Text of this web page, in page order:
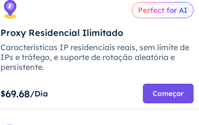
Perfect for AI
Proxy Residencial Ilimitado
Características IP residenciais reais, sem limite de
IPs e tráfego, e suporte de rotação aleatória e
persistente.
$69.68/Dia Começar